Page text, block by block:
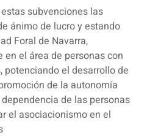
subvenciones las
ánimo de lucro y estando
Foral de Navarra,
el área de personas con
el desarrollo de
de la autonomía
de las personas
el asociacionismo en el